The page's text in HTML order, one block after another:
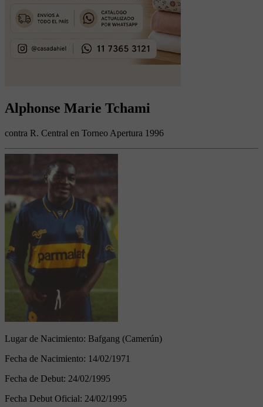
Alphonse Marie Tchami
contra R. Central en Torneo Apertura 1996
Lugar de Nacimiento: Bafgang (Camerún)
Fecha de Nacimiento: 14/02/1971
Fecha de Debut: 24/02/1995
Fecha Debut Oficial: 24/02/1995